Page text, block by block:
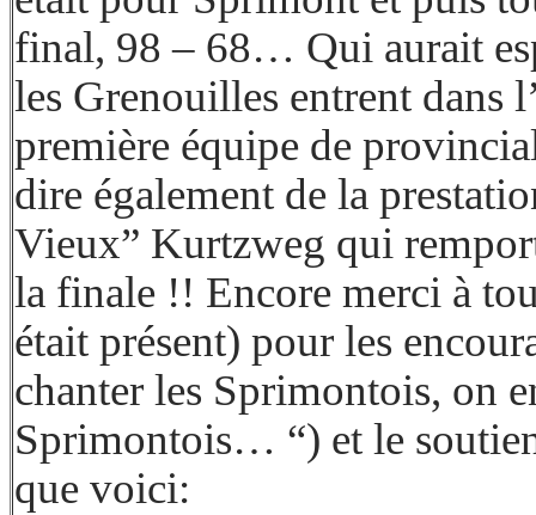
final, 98 – 68… Qui aurait
les Grenouilles entrent dans
première équipe de
dire également de la
Vieux” Kurtzweg qui
la finale !! Encore merci à
était présent) pour les
chanter les Sprimontois, on
Sprimontois… “) et le
que voici: